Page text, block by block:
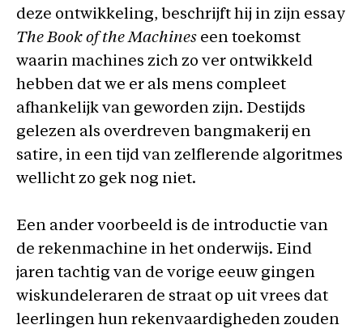
deze ontwikkeling, beschrijft hij in zijn essay
The Book of the Machines een toekomst
waarin machines zich zo ver ontwikkeld
hebben dat we er als mens compleet
afhankelijk van geworden zijn. Destijds
gelezen als overdreven bangmakerij en
satire, in een tijd van zelflerende algoritmes
wellicht zo gek nog niet.
Een ander voorbeeld is de introductie van
de rekenmachine in het onderwijs. Eind
jaren tachtig van de vorige eeuw gingen
wiskundeleraren de straat op uit vrees dat
leerlingen hun rekenvaardigheden zouden